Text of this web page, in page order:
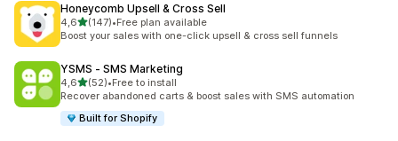
Honeycomb Upsell & Cross Sell
4,6na 5 gwiazdek
(147)
Łączna liczba recenzji: 147
•Free plan available
Boost your sales with one-click upsell & cross sell funnels
YSMS ‑ SMS Marketing
4,6na 5 gwiazdek
(52)
Łączna liczba recenzji: 52
•Free to install
Recover abandoned carts & boost sales with SMS automation
Built for Shopify